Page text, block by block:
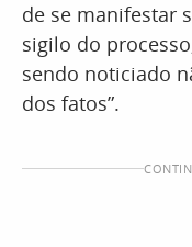
de se manifestar
sigilo do
sendo noticiado
dos fatos”.